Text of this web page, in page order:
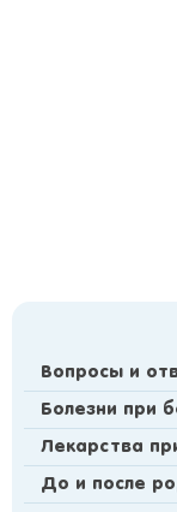
Вопросы и
Болезни при
Лекарства
До и после